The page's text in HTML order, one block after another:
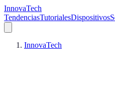
InnovaTech
TendenciasTutorialesDispositivos
InnovaTech